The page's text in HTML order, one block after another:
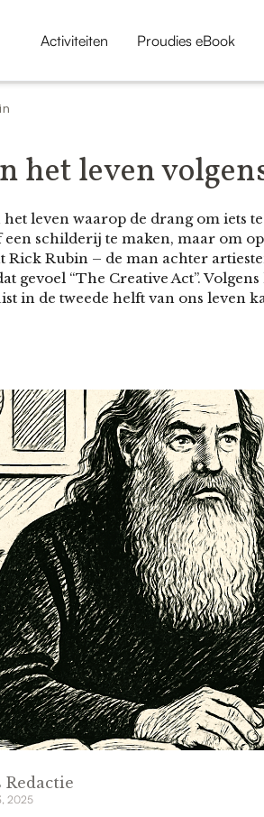
Activiteiten Proudies eBook
het leven
leven waarop de drang om iets
een schilderij te maken, maar om
Rubin – de man achter
gevoel “The Creative Act”.
in de tweede helft van ons leven
Redactie
2025